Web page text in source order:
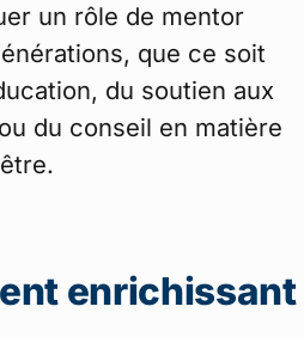
un rôle de mentor
que ce soit
du soutien aux
du conseil en matière
enrichissant